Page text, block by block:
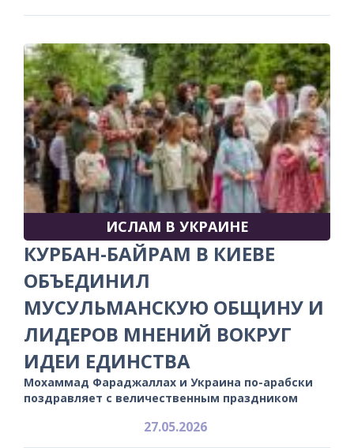
ИСЛАМ В УКРАИНЕ
КУРБАН-БАЙРАМ В КИЕВЕ
ОБЪЕДИНИЛ
МУСУЛЬМАНСКУЮ ОБЩИНУ И
ЛИДЕРОВ МНЕНИЙ ВОКРУГ
ИДЕИ ЕДИНСТВА
Мохаммад Фараджаллах и Украина по-арабски
поздравляет с величественным праздником
27.05.2026